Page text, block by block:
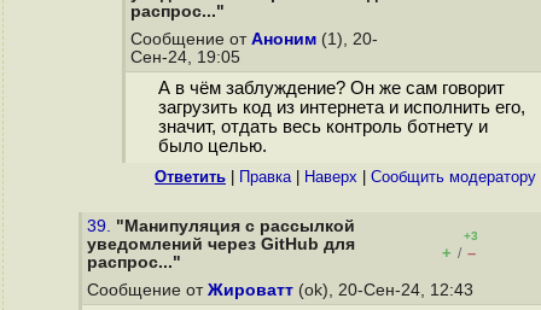
распрос..."
Сообщение от Аноним (1), 20-
Сен-24, 19:05
А в чём заблуждение? Он же сам говорит
загрузить код из интернета и исполнить его,
значит, отдать весь контроль ботнету и
было целью.
Ответить Правка| Наверх Cообщить модератору
39. "Манипуляция с рассылкой
уведомлений через GitHub для
распрос..."
+3
+ / –
Сообщение от Жироватт (ok), 20-Сен-24, 12:43